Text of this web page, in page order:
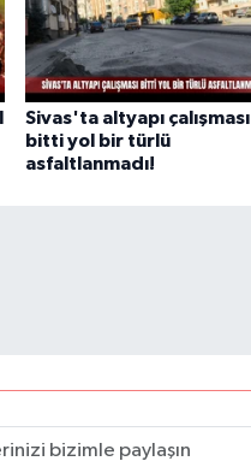
Sivas'ta altyapı çalışması
bitti yol bir türlü
asfaltlanmadı!